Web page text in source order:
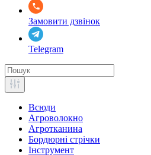
Замовити дзвінок
Telegram
Всюди
Агроволокно
Агротканина
Бордюрні стрічки
Інструмент